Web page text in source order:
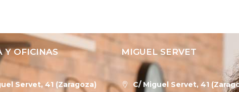
Y OFICINAS
Servet, 41 (Zaragoza)
MIGUEL SERVET
C/ Miguel Servet, 41